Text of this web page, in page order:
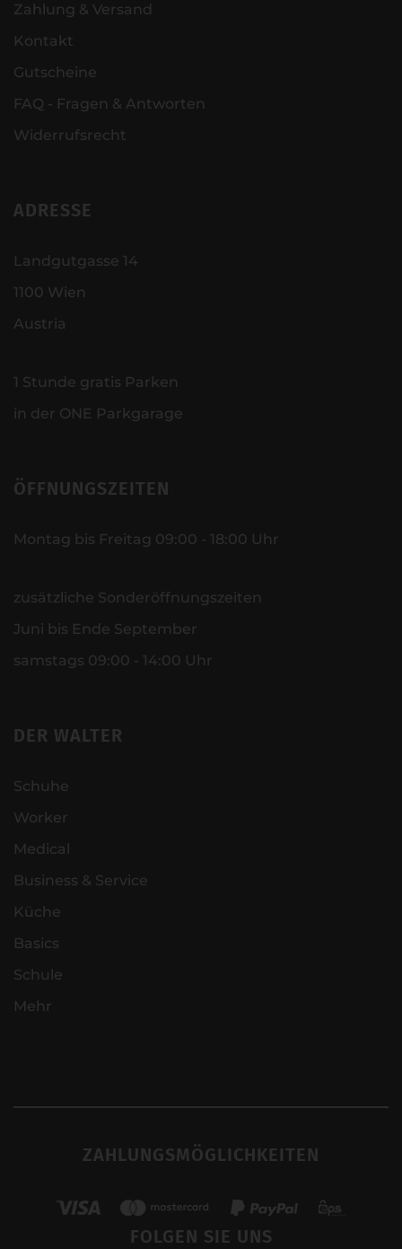
Zahlung & Versand
Kontakt
Gutscheine
FAQ - Fragen & Antworten
Widerrufsrecht
ADRESSE
Landgutgasse 14
1100 Wien
Austria
1 Stunde gratis Parken
in der ONE Parkgarage
ÖFFNUNGSZEITEN
Montag bis Freitag 09:00 - 18:00 Uhr
zusätzliche Sonderöffnungszeiten
Juni bis Ende September
samstags 09:00 - 14:00 Uhr
DER WALTER
Schuhe
Worker
Medical
Business & Service
Küche
Basics
Schule
Mehr
ZAHLUNGSMÖGLICHKEITEN
FOLGEN SIE UNS